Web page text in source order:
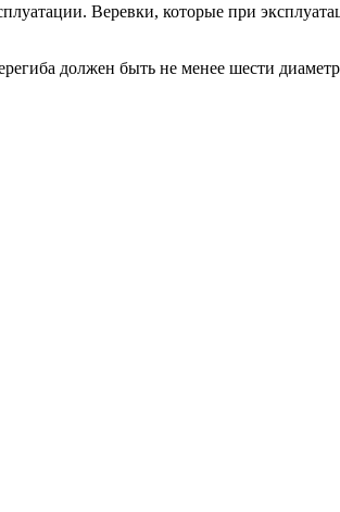
Веревки, которые при
должен быть не менее шести